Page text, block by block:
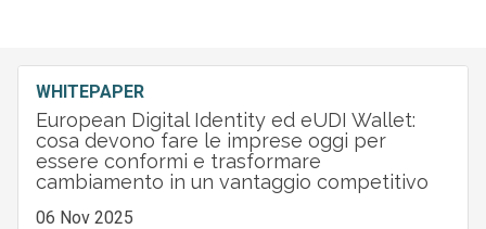
WHITEPAPER
European Digital Identity ed eUDI Wallet:
cosa devono fare le imprese oggi per
essere conformi e trasformare
cambiamento in un vantaggio competitivo
06 Nov 2025